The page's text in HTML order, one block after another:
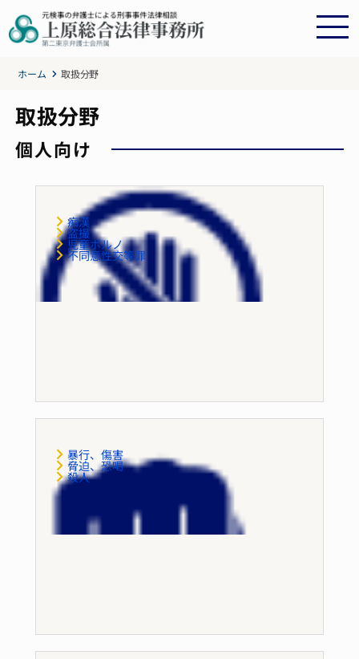
ホーム 取扱分野
取扱分野
個人向け
痴漢
盗撮
児童ポルノ
不同意性交等罪
暴行、傷害
脅迫、恐喝
殺人